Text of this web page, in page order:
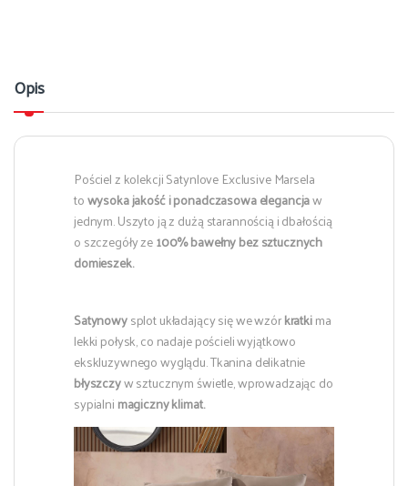
Opis
Pościel z kolekcji Satynlove Exclusive Marsela
towysoka jakość i ponadczasowa elegancjaw
jednym. Uszyto ją z dużą starannością i dbałością
o szczegóły ze100% bawełny bez sztucznych
domieszek.
Satynowysplot układający się we wzórkratkima
lekki połysk, co nadaje pościeli wyjątkowo
ekskluzywnego wyglądu. Tkanina delikatnie
błyszczyw sztucznym świetle, wprowadzając do
sypialni magiczny klimat.